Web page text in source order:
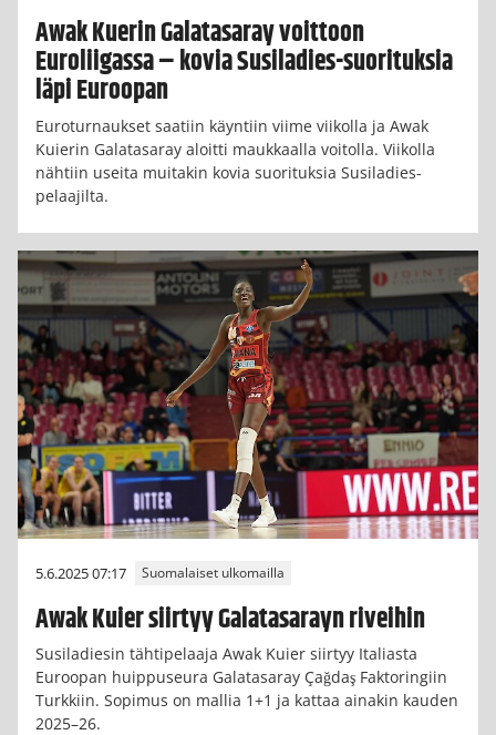
Awak Kuerin Galatasaray voittoon
Euroliigassa – kovia Susiladies-suorituksia
läpi Euroopan
Euroturnaukset saatiin käyntiin viime viikolla ja Awak
Kuierin Galatasaray aloitti maukkaalla voitolla. Viikolla
nähtiin useita muitakin kovia suorituksia Susiladies-
pelaajilta.
5.6.2025 07:17 Suomalaiset ulkomailla
Awak Kuier siirtyy Galatasarayn riveihin
Susiladiesin tähtipelaaja Awak Kuier siirtyy Italiasta
Euroopan huippuseura Galatasaray Çağdaş Faktoringiin
Turkkiin. Sopimus on mallia 1+1 ja kattaa ainakin kauden
2025–26.